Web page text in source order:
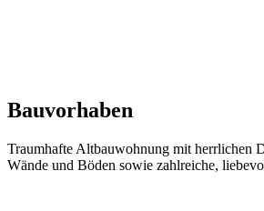
Bauvorhaben
Traumhafte Altbauwohnung mit herrlichen
Wände und Böden sowie zahlreiche,